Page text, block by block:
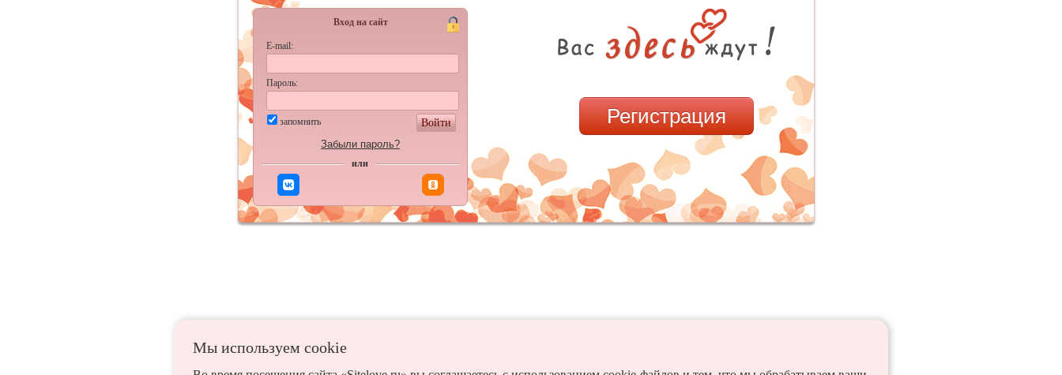
Мы используем сookie
Вход на сайт
E-mail:
Пароль:
запомнить
Войти
Забыли пароль?
или
Регистрация